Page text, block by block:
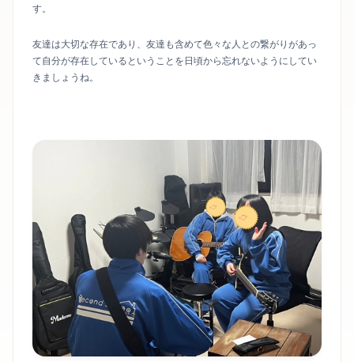
す。
友達は大切な存在であり、友達も含めて色々な人との繋がりがあっ
て自分が存在しているということを日頃から忘れないようにしてい
きましょうね。